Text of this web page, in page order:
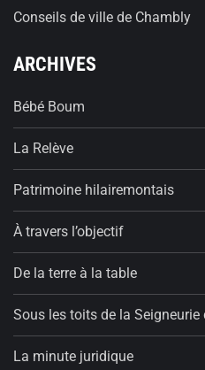
Conseils de ville de Chambly
ARCHIVES
Bébé Boum
La Relève
Patrimoine hilairemontais
À travers l’objectif
De la terre à la table
Sous les toits de la Seigneurie
La minute juridique